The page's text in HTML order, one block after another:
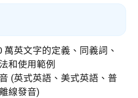
萬英文字的定義、同義詞、
和使用範例
(英式英語、美式英語、普
線發音)